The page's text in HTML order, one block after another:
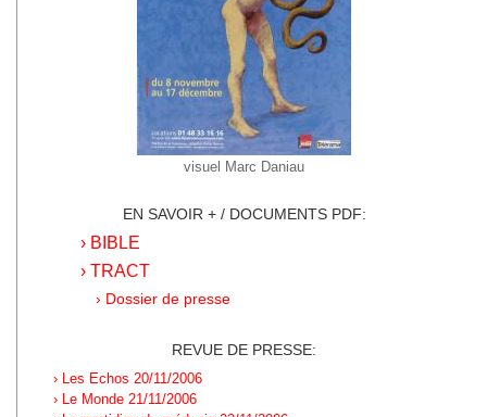
visuel Marc Daniau
EN SAVOIR + / DOCUMENTS PDF:
› BIBLE
› TRACT
› Dossier de presse
REVUE DE PRESSE:
› Les Echos 20/11/2006
› Le Monde 21/11/2006